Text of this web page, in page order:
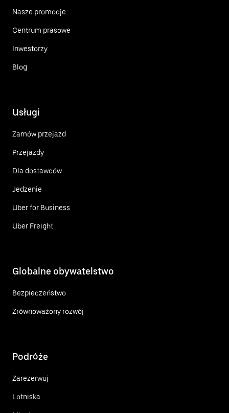
Nasze promocje
Centrum prasowe
Inwestorzy
Blog
Usługi
Zamów przejazd
Przejazdy
Dla dostawców
Jedzenie
Uber for Business
Uber Freight
Globalne obywatelstwo
Bezpieczeństwo
Zrównoważony rozwój
Podróże
Zarezerwuj
Lotniska